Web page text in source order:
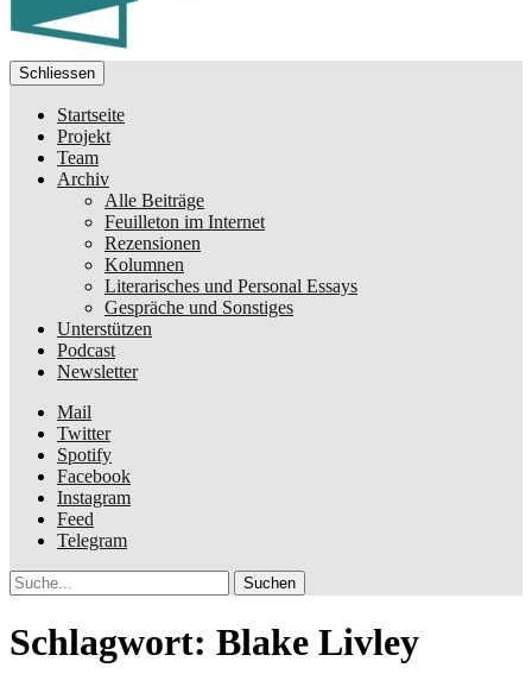
Schliessen
Startseite
Projekt
Team
Archiv
Alle Beiträge
Feuilleton im Internet
Rezensionen
Kolumnen
Literarisches und Personal Essays
Gespräche und Sonstiges
Unterstützen
Podcast
Newsletter
Mail
Twitter
Spotify
Facebook
Instagram
Feed
Telegram
Suche
Schlagwort: Blake Livley